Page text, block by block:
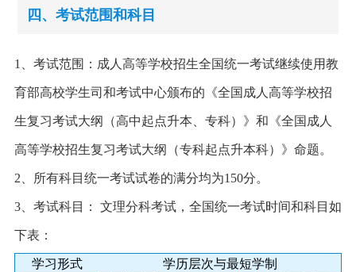
四、考试范围和科目
1、考试范围：成人高等学校招生全国统一考试继续使用教
育部高校学生司和考试中心颁布的《全国成人高等学校招
生复习考试大纲（高中起点升本、专科）》和《全国成人
高等学校招生复习考试大纲（专科起点升本科）》命题。
2、所有科目统一考试试卷的满分均为150分。
3、考试科目： 文理分科考试，全国统一考试时间和科目如
下表：
学习形式 学历层次与最短学制